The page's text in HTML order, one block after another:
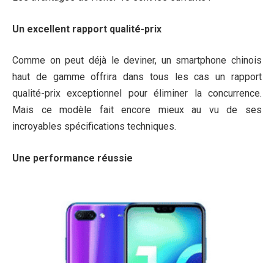
Un excellent rapport qualité-prix
Comme on peut déjà le deviner, un smartphone chinois
haut de gamme offrira dans tous les cas un rapport
qualité-prix exceptionnel pour éliminer la concurrence.
Mais ce modèle fait encore mieux au vu de ses
incroyables spécifications techniques.
Une performance réussie